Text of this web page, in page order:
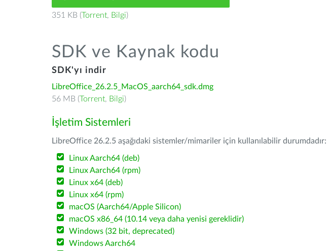
351 KB (Torrent, Bilgi)
SDK ve Kaynak kodu
SDK'yı indir
LibreOffice_26.2.5_MacOS_aarch64_sdk.dmg
56 MB (Torrent, Bilgi)
İşletim Sistemleri
LibreOffice 26.2.5 aşağıdaki sistemler/mimariler için kullanılabilir durumdadır:
Linux Aarch64 (deb)
Linux Aarch64 (rpm)
Linux x64 (deb)
Linux x64 (rpm)
macOS (Aarch64/Apple Silicon)
macOS x86_64 (10.14 veya daha yenisi gereklidir)
Windows (32 bit, deprecated)
Windows Aarch64